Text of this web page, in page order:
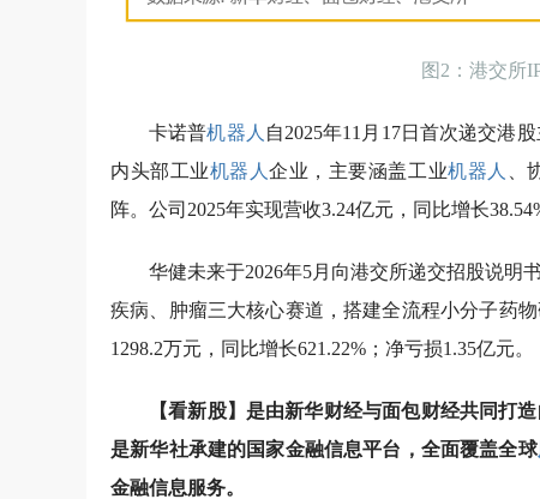
图2：港交所
卡诺普机器人 自2025年11月17日首次递交港
内头部工业机器人企业，主要涵盖工业机器人 、
阵。公司2025年实现营收3.24亿元，同比增长
华健未来于2026年5月向港交所递交招股说明
疾病、肿瘤三大核心赛道，搭建全流程小分子药
1298.2万元，同比增长621.22%；净亏损1.35亿元。
【看新股】是由新华财经与面包财经共同打
是新华社承建的国家金融信息平台，全面覆盖全球
金融信息服务。